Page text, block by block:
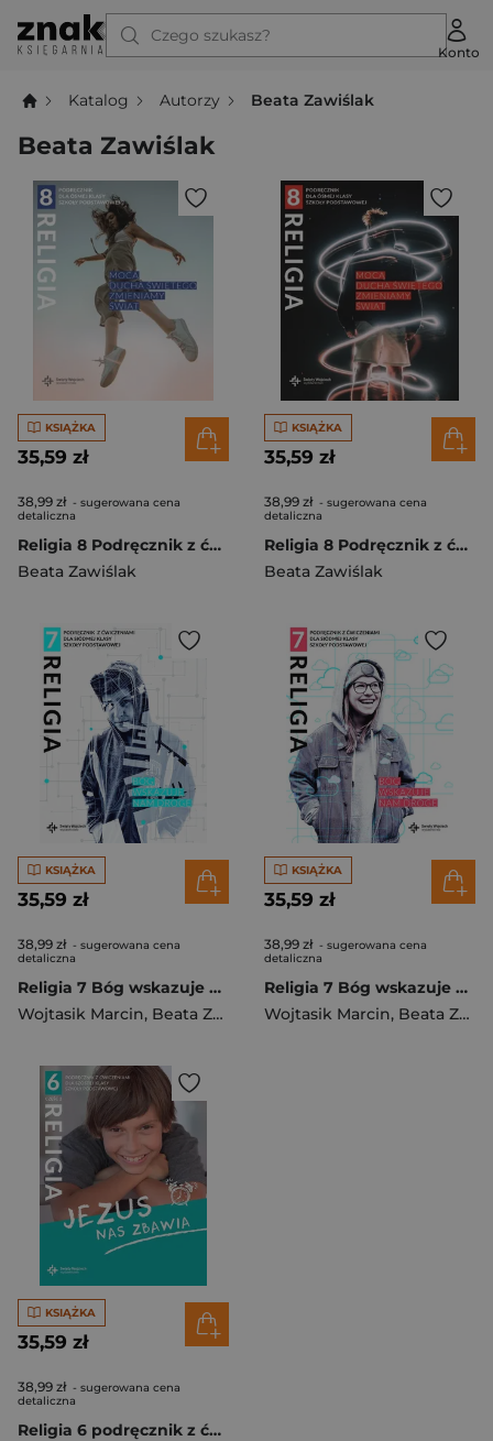
Czego szukasz?
Konto
Katalog Autorzy Beata Zawiślak
Beata Zawiślak
KSIĄŻKA
35,59 zł
38,99 zł - sugerowana cena
detaliczna
Religia 8 Podręcznik z ćwiczeniami Część 2 Mocą Ducha Świętego zmieniamy świat
Beata Zawiślak
KSIĄŻKA
35,59 zł
38,99 zł - sugerowana cena
detaliczna
Religia 8 Podręcznik z ćwiczeniami Część 1 Mocą Ducha Świętego zmieniamy świat
Beata Zawiślak
KSIĄŻKA
35,59 zł
38,99 zł - sugerowana cena
detaliczna
Religia 7 Bóg wskazuje nam drogę Podręcznik z ćwiczeniami Część 1 Szkoła podstawowa
Wojtasik Marcin, Beata Zawiślak
KSIĄŻKA
35,59 zł
38,99 zł - sugerowana cena
detaliczna
Religia 7 Bóg wskazuje nam drogę Podręcznik z ćwiczeniami Część 2 Szkoła podstawowa
Wojtasik Marcin, Beata Zawiślak
KSIĄŻKA
35,59 zł
38,99 zł - sugerowana cena
detaliczna
Religia 6 podręcznik z ćwiczeniami Część 2 Jezus nas zbawia